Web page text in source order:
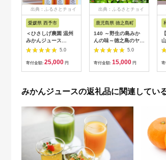
出典：ふるさとチョイ
ス
愛媛県 西予市
＜ひさしげ農園 温州
みかんジュース
720ml×6本＞『1か月
以内に順次出荷予定』
温州みかん うんしゅ
ンジ ジュース ソフト
ドリンク 飲んで応援
西予市 【常温】
5.0
寄付金額: 25,000 円
出典：ふるさとチョイ
ス
鹿児島県 徳之島町
140 ～野生の島みか
んの味～徳之島のヤ
マ・シークニン果汁
（300ml×2本） ( 調
味料 柑橘 果物 薬味
奄美 鹿児島 鍋 焼き魚
5.0
寄付金額: 15,000 円 寄
みかんジュースの返礼品に関連してい